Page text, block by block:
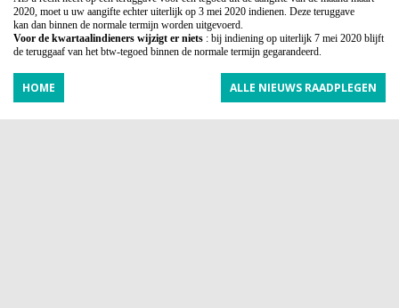
2020, moet u uw aangifte echter uiterlijk op 3 mei 2020 indienen. Deze teruggave
kan dan binnen de normale termijn worden uitgevoerd.
Voor de kwartaalindieners wijzigt er niets : bij indiening op uiterlijk 7 mei 2020 blijft
de teruggaaf van het btw-tegoed binnen de normale termijn gegarandeerd.
HOME ALLE NIEUWS RAADPLEGEN